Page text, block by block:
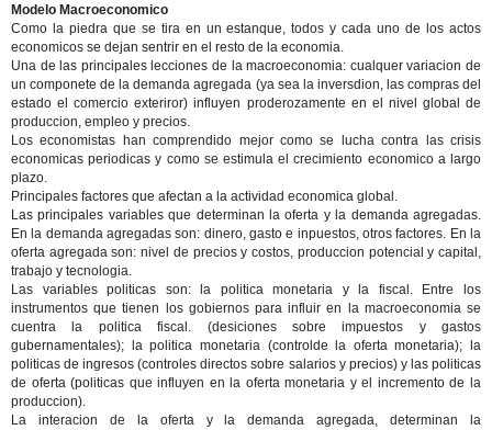
Modelo Macroeconomico
Como la piedra que se tira en un estanque, todos y cada uno de los actos
economicos se dejan sentrir en el resto de la economia.
Una de las principales lecciones de la macroeconomia: cualquer variacion de
un componete de la demanda agregada (ya sea la inversdion, las compras del
estado el comercio exteriror) influyen proderozamente en el nivel global de
produccion, empleo y precios.
Los economistas han comprendido mejor como se lucha contra las crisis
economicas periodicas y como se estimula el crecimiento economico a largo
plazo.
Principales factores que afectan a la actividad economica global.
Las principales variables que determinan la oferta y la demanda agregadas.
En la demanda agregadas son: dinero, gasto e inpuestos, otros factores. En la
oferta agregada son: nivel de precios y costos, produccion potencial y capital,
trabajo y tecnologia.
Las variables politicas son: la politica monetaria y la fiscal. Entre los
instrumentos que tienen los gobiernos para influir en la macroeconomia se
cuentra la politica fiscal. (desiciones sobre impuestos y gastos
gubernamentales); la politica monetaria (controlde la oferta monetaria); la
politicas de ingresos (controles directos sobre salarios y precios) y las politicas
de oferta (politicas que influyen en la oferta monetaria y el incremento de la
produccion).
La interacion de la oferta y la demanda agregada, determinan la